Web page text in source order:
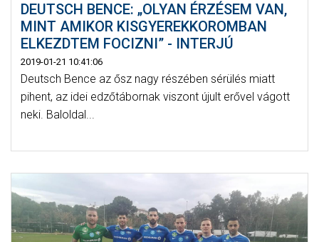
DEUTSCH BENCE: „OLYAN ÉRZÉSEM VAN,
MINT AMIKOR KISGYEREKKOROMBAN
ELKEZDTEM FOCIZNI” - INTERJÚ
2019-01-21 10:41:06
Deutsch Bence az ősz nagy részében sérülés miatt
pihent, az idei edzőtábornak viszont újult erővel vágott
neki. Baloldal...